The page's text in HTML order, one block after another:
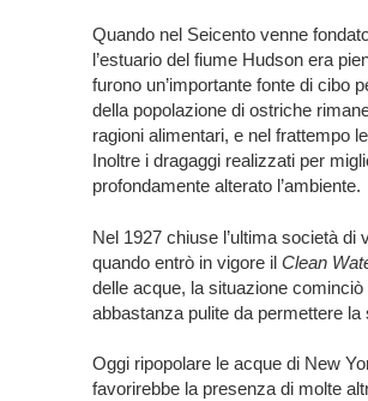
Quando nel Seicento venne
l’estuario del fiume Hudson era
furono un’importante fonte di cibo
della popolazione di ostriche
ragioni alimentari, e nel frattempo
Inoltre i dragaggi realizzati per
profondamente alterato l’ambiente.
Nel 1927 chiuse l’ultima società
quando entrò in vigore ilClean
delle acque, la situazione
abbastanza pulite da permettere
Oggi ripopolare le acque di New
favorirebbe la presenza di molte